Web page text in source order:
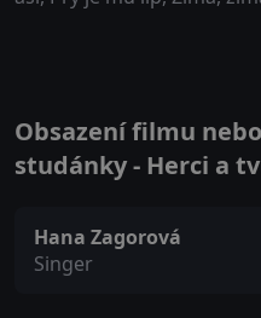
Obsazení filmu
studánky - Herci a
Hana Zagorová
Singer